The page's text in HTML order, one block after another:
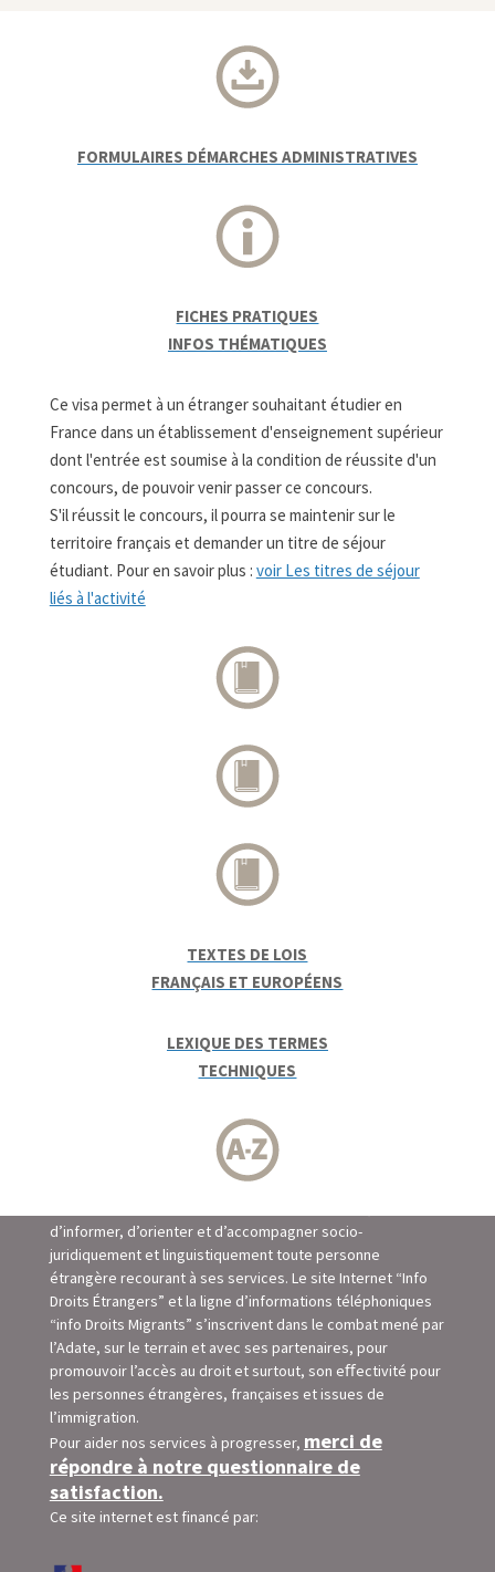
FORMULAIRES DÉMARCHES ADMINISTRATIVES
FICHES PRATIQUES
INFOS THÉMATIQUES
Ce visa permet à un étranger souhaitant étudier en
France dans un établissement d'enseignement supérieur
dont l'entrée est soumise à la condition de réussite d'un
concours, de pouvoir venir passer ce concours.
S'il réussit le concours, il pourra se maintenir sur le
territoire français et demander un titre de séjour
étudiant. Pour en savoir plus : voir Les titres de séjour
liés à l'activité
TEXTES DE LOIS
FRANÇAIS ET EUROPÉENS
LEXIQUE DES TERMES
TECHNIQUES
d’informer, d’orienter et d’accompagner socio-
juridiquement et linguistiquement toute personne
étrangère recourant à ses services. Le site Internet “Info
Droits Étrangers” et la ligne d’informations téléphoniques
“info Droits Migrants” s’inscrivent dans le combat mené par
l’Adate, sur le terrain et avec ses partenaires, pour
promouvoir l’accès au droit et surtout, son eﬀectivité pour
les personnes étrangères, françaises et issues de
l’immigration.
Pour aider nos services à progresser, merci de
répondre à notre questionnaire de
satisfaction.
Ce site internet est financé par: